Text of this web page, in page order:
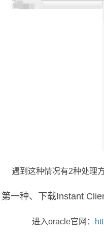
遇到这种情况有2种处理方
第一种、下载Instant
进入oracle官网：